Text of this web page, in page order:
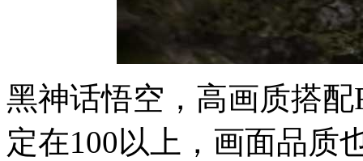
黑神话悟空，高画质搭
定在100以上，画面品质